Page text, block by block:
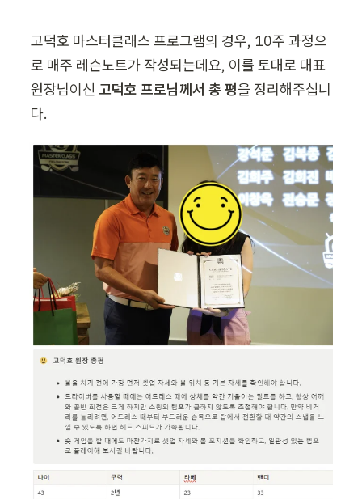
고덕호 마스터클래스 프로그램의 경우, 10주 과정으
로 매주 레슨노트가 작성되는데요, 이를 토대로 대표
원장님이신 고덕호 프로님께서 총 평을 정리해주십니
다.